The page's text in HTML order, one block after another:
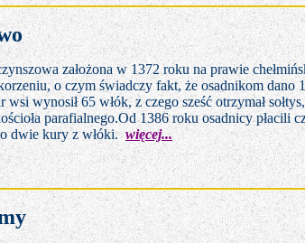
założona w 1372 roku na prawie
o czym świadczy fakt, że osadnikom dano
wynosił 65 włók, z czego sześć otrzymał
parafialnego.Od 1386 roku osadnicy płacili
dwie kury z włóki. więcej...